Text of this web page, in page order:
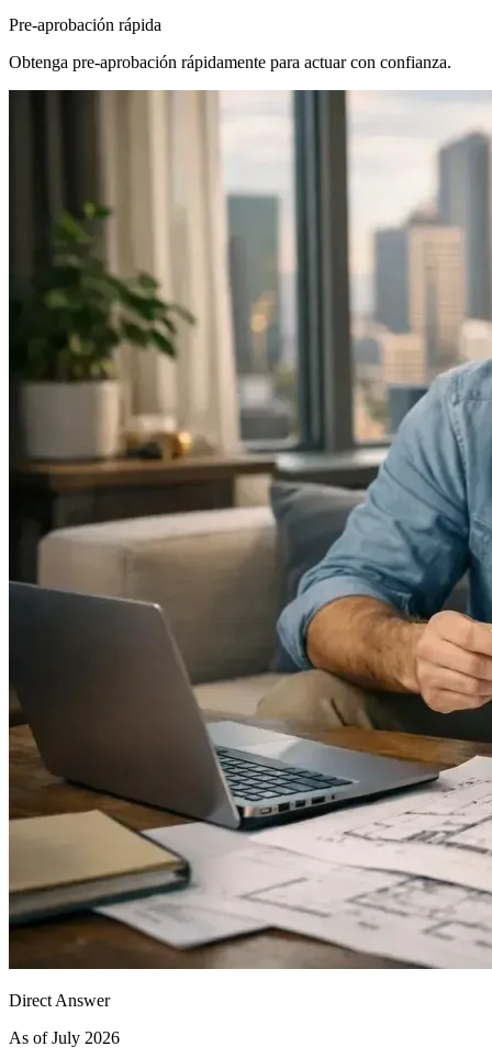
Pre-aprobación rápida
Obtenga pre-aprobación rápidamente para actuar con confianza.
Direct Answer
As of July 2026